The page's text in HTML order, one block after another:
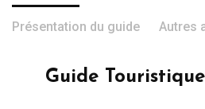
Présentation du guide Autres
Guide